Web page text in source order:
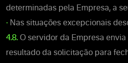
determinadas pela Empresa, a
• Nas situações excepcionais
4.8. O servidor da Empresa
resultado da solicitação para